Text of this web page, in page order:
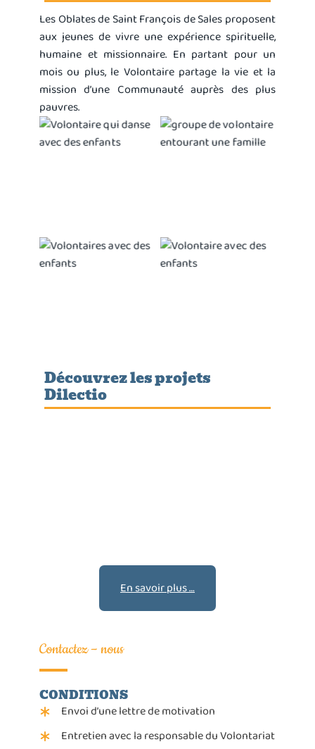
Les Oblates de Saint François de Sales proposent
aux jeunes de vivre une expérience spirituelle,
humaine et missionnaire. En partant pour un
mois ou plus, le Volontaire partage la vie et la
mission d’une Communauté auprès des plus
pauvres.
Découvrez les projets
Dilectio
En savoir plus …
Contactez – nous
CONDITIONS
Envoi d’une lettre de motivation
Entretien avec la responsable du Volontariat